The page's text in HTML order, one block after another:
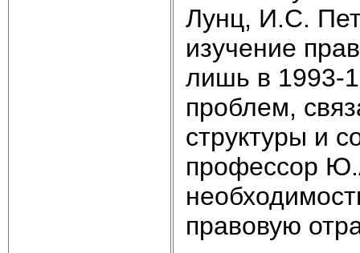
Лунц, И.С.
изучение
лишь в 1993-
проблем,
структуры и
профессор
правовую